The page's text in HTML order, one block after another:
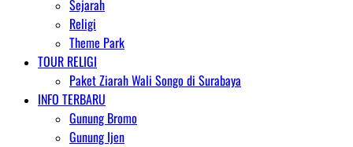
Sejarah
Religi
Theme Park
TOUR RELIGI
Paket Ziarah Wali Songo di Surabaya
INFO TERBARU
Gunung Bromo
Gunung Ijen